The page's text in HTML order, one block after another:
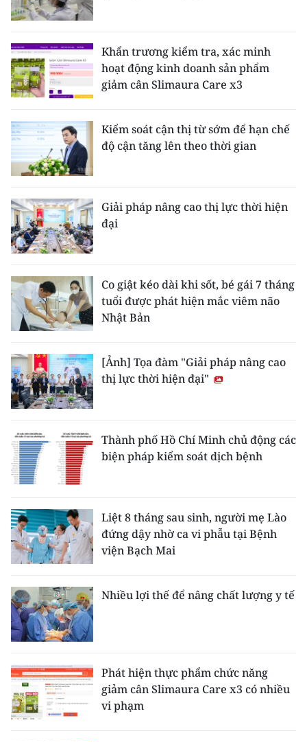
Khẩn trương kiểm tra, xác minh
hoạt động kinh doanh sản phẩm
giảm cân Slimaura Care x3
Kiểm soát cận thị từ sớm để hạn chế
độ cận tăng lên theo thời gian
Giải pháp nâng cao thị lực thời hiện
đại
Co giật kéo dài khi sốt, bé gái 7 tháng
tuổi được phát hiện mắc viêm não
Nhật Bản
[Ảnh] Tọa đàm "Giải pháp nâng cao
thị lực thời hiện đại"
Thành phố Hồ Chí Minh chủ động các
biện pháp kiểm soát dịch bệnh
Liệt 8 tháng sau sinh, người mẹ Lào
đứng dậy nhờ ca vi phẫu tại Bệnh
viện Bạch Mai
Nhiều lợi thế để nâng chất lượng y tế
Phát hiện thực phẩm chức năng
giảm cân Slimaura Care x3 có nhiều
vi phạm